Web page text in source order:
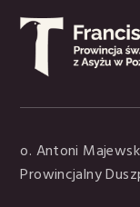
o. Antoni
Prowincjalny